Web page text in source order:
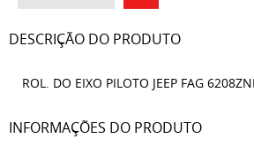
DESCRIÇÃO DO PRODUTO
ROL. DO EIXO PILOTO JEEP FAG
INFORMAÇÕES DO PRODUTO